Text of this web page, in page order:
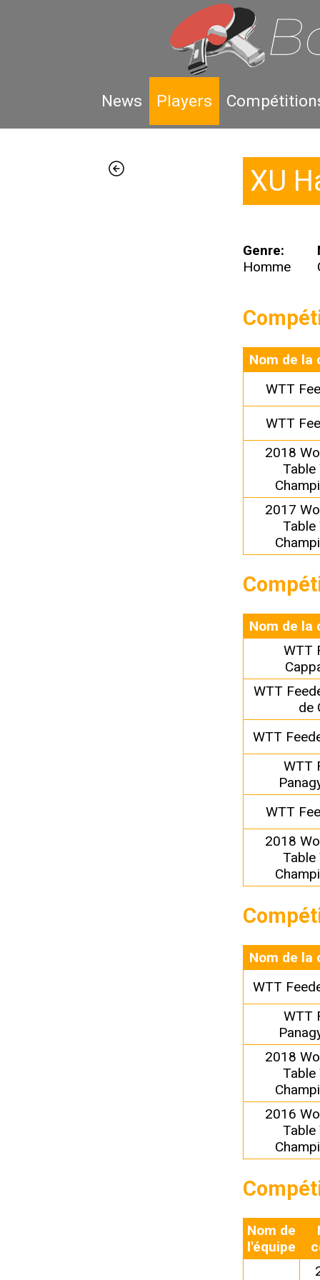
News Players
XU
Genre:
Homme
Nom de la
WTT
WTT
2018
Table
2017
Table
Nom de la
WTT
WTT
de
WTT
WTT
WTT
2018
Table
Nom de la
WTT
WTT
2018
Table
2016
Table
Nom de
l'équipe